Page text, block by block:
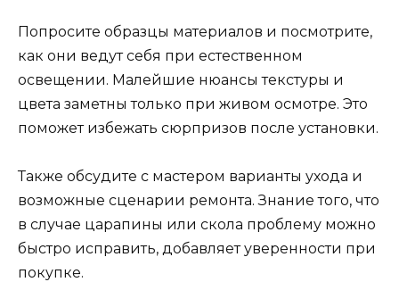
Попросите образцы материалов и посмотрите,
как они ведут себя при естественном
освещении. Малейшие нюансы текстуры и
цвета заметны только при живом осмотре. Это
поможет избежать сюрпризов после установки.
Также обсудите с мастером варианты ухода и
возможные сценарии ремонта. Знание того, что
в случае царапины или скола проблему можно
быстро исправить, добавляет уверенности при
покупке.